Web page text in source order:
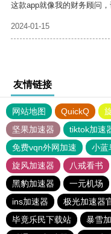
这款app就像我的财务顾问，
2024-01-15
友情链接
网站地图 QuickQ
坚果加速器
tiktok加速
免费vqn外网加速
小蓝
旋风加速器
八戒看书
黑豹加速器
一元机场
ins加速器
极光加速器
毕竟乐民下载站
暴雪